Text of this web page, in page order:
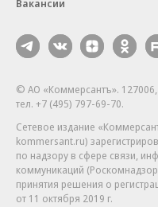
Вакансии
© АО «Коммерсантъ».
тел. +7 (495) 797-69-70.
Сетевое издание
kommersant.ru)
по надзору в сфере связи,
коммуникаций
принятия решения о
от 11 октября 2019 г.